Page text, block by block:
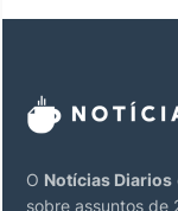
O Notícias Diarios
sobre assuntos de